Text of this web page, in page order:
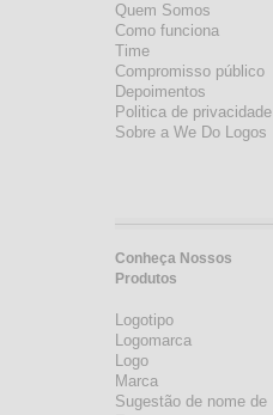
Quem Somos
Como funciona
Time
Compromisso público
Depoimentos
Politica de privacidade
Sobre a We Do Logos
Conheça Nossos
Produtos
Logotipo
Logomarca
Logo
Marca
Sugestão de nome de